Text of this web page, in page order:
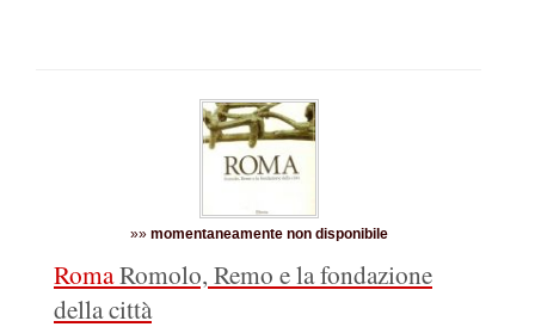
»» momentaneamente non disponibile
RomaRomolo, Remo e la fondazione
della città